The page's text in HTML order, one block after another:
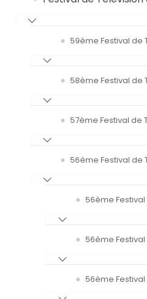
59ème Festival de
58ème Festival de
57ème Festival de
56ème Festival de
56ème
56ème
56ème